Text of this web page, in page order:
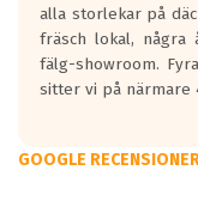
alla storlekar på
fräsch lokal, några
fälg-showroom.
sitter vi på närmare
GOOGLE